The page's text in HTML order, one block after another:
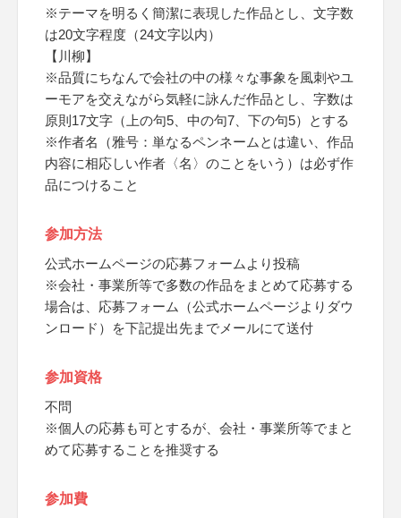
※テーマを明るく簡潔に表現した作品とし、文字数
は20文字程度（24文字以内）
【川柳】
※品質にちなんで会社の中の様々な事象を風刺やユ
ーモアを交えながら気軽に詠んだ作品とし、字数は
原則17文字（上の句5、中の句7、下の句5）とする
※作者名（雅号：単なるペンネームとは違い、作品
内容に相応しい作者〈名〉のことをいう）は必ず作
品につけること
参加方法
公式ホームページの応募フォームより投稿
※会社・事業所等で多数の作品をまとめて応募する
場合は、応募フォーム（公式ホームページよりダウ
ンロード）を下記提出先までメールにて送付
参加資格
不問
※個人の応募も可とするが、会社・事業所等でまと
めて応募することを推奨する
参加費